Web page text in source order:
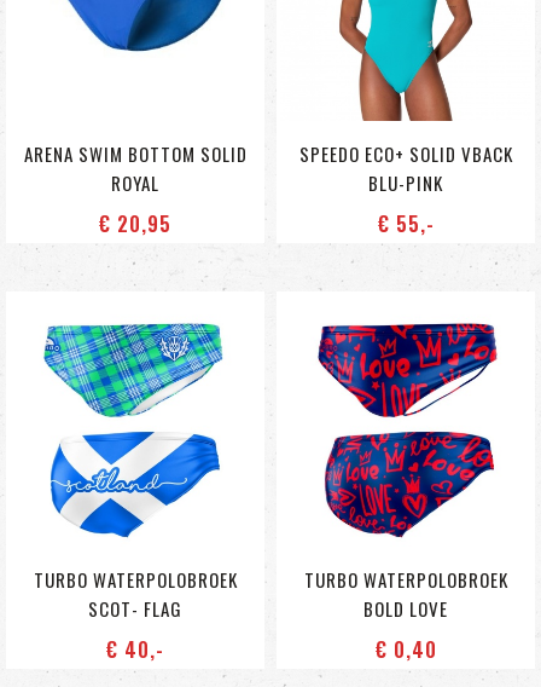
ARENA SWIM BOTTOM SOLID
ROYAL
€ 20,95
SPEEDO ECO+ SOLID VBACK
BLU-PINK
€ 55,-
TURBO WATERPOLOBROEK
SCOT- FLAG
€ 40,-
TURBO WATERPOLOBROEK
BOLD LOVE
€ 0,40